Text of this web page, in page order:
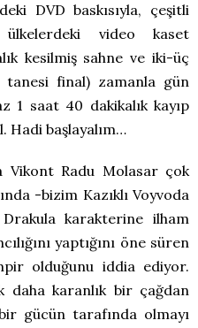
DVD baskısıyla, çeşitli
video kaset
kesilmiş sahne ve iki-üç
final) zamanla gün
1 saat 40 dakikalık kayıp
Hadi başlayalım…
Vikont Radu Molasar çok
-bizim Kazıklı Voyvoda
karakterine ilham
yaptığını öne süren
olduğunu iddia ediyor.
karanlık bir çağdan
gücün tarafında olmayı